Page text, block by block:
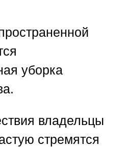
уборка
владельцы
стремятся